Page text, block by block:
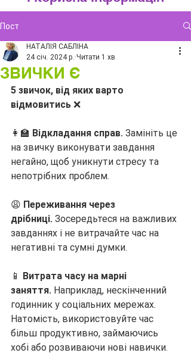
Пост
ЗВИЧКИ Є
НАТАЛІЯ САБЛІНА
24 січ. 2024 р. Читати 1 хв
5 звичок, від яких варто
відмовитись ❌
👩‍🏫 Відкладання справ. Замініть це
на звичку виконувати завдання
негайно, щоб уникнути стресу та
непотрібних проблем.
😩 Переживання через
дрібниці. Зосередьтеся на важливих
завданнях і не витрачайте час на
негативні та сумні думки.
📱 Витрата часу на марні
заняття. Наприклад, нескінченний
годинник у соціальних мережах.
Натомість, використовуйте час
більш продуктивно, займаючись
хобі або розвиваючи нові навички.